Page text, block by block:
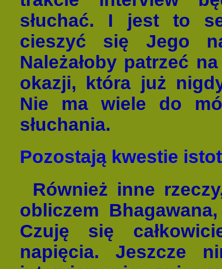
słuchać. I jest to
cieszyć się Jego
Należałoby patrzeć
okazji, która już
Nie ma wiele do
słuchania.
Pozostają kwestie
Również inne
obliczem
Czuję się
napięcia. Jeszcze